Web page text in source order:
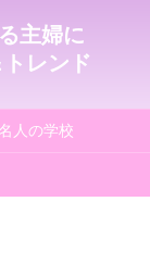
主婦に
レンド
人の学校